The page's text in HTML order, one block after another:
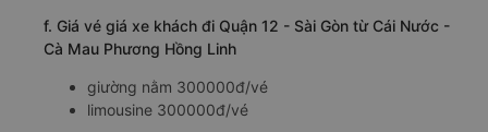
f. Giá vé giá xe khách đi Quận 12 - Sài Gòn từ Cái Nước -
Cà Mau Phương Hồng Linh
giường nằm 300000đ/vé
limousine 300000đ/vé